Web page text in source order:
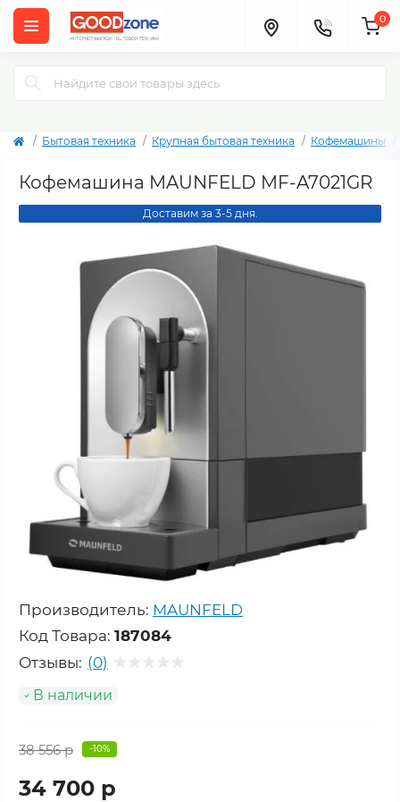
0
Бытовая техника Крупная бытовая техника Кофемашины
Кофемашина MAUNFELD MF-A7021GR
Доставим за 3-5 дня.
Производитель: MAUNFELD
Код Товара: 187084
Отзывы: (0)
В наличии
38 556 р -10%
34 700 р